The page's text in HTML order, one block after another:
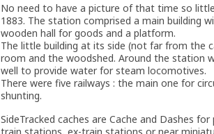
No need to have a picture of that time so
1883. The station comprised a main building
wooden hall for goods and a platform.
The little building at its side (not far from the
room and the woodshed. Around the station
well to provide water for steam locomotives.
There were five railways : the main one for
shunting.
SideTracked caches are Cache and Dashes
train stations, ex-train stations or near